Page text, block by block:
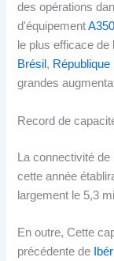
des opérations
d'équipementA350
le plus efficace de
Brésil ,
grandes
Record de
La connectivité de
cette année
largement le 5,3
En outre, Cette
précédente de